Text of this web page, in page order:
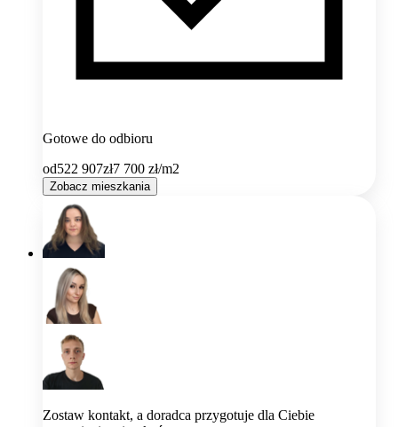
Gotowe do odbioru
od522 907zł7 700 zł/m2
Zobacz mieszkania
Zostaw kontakt, a doradca przygotuje dla Ciebie